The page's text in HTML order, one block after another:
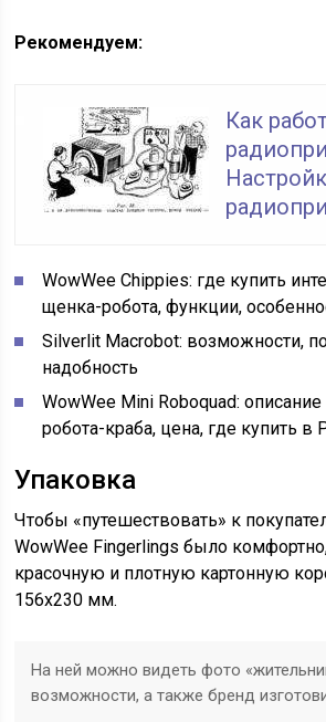
Рекомендуем:
Как
WowWee Chippies: где купить
щенка-робота, функции,
Silverlit Macrobot: возможности,
надобность
WowWee Mini Roboquad:
робота-краба, цена, где купить в
Упаковка
Чтобы «путешествовать» к
WowWee Fingerlings было
красочную и плотную картонную
156х230 мм.
На ней можно видеть фото
возможности, а также бренд